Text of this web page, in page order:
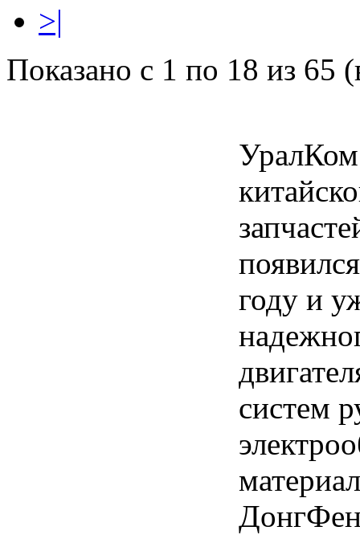
>|
Показано с 1 по 18 из 65
году и
систем